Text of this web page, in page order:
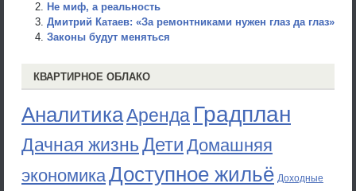
Не миф, а реальность
Дмитрий Катаев: «За ремонтниками нужен глаз да глаз»
Законы будут меняться
КВАРТИРНОЕ ОБЛАКО
АналитикаАренда Градплан
Дачная жизньДети Домашняя
экономикаДоступное жильё Доходные